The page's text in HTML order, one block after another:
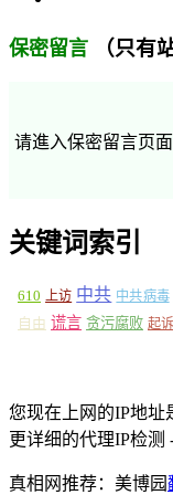
保密留言 （只有
请進入保密留言页面
关键词索引
610 上访 中共 中共病毒
自由 谎言 贪污腐败 起
您现在上网的IP地址
更详细的代理IP检测
真相网推荐：美博园